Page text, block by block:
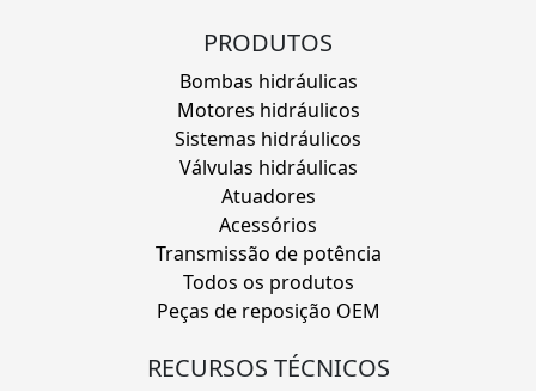
PRODUTOS
Bombas hidráulicas
Motores hidráulicos
Sistemas hidráulicos
Válvulas hidráulicas
Atuadores
Acessórios
Transmissão de potência
Todos os produtos
Peças de reposição OEM
RECURSOS TÉCNICOS